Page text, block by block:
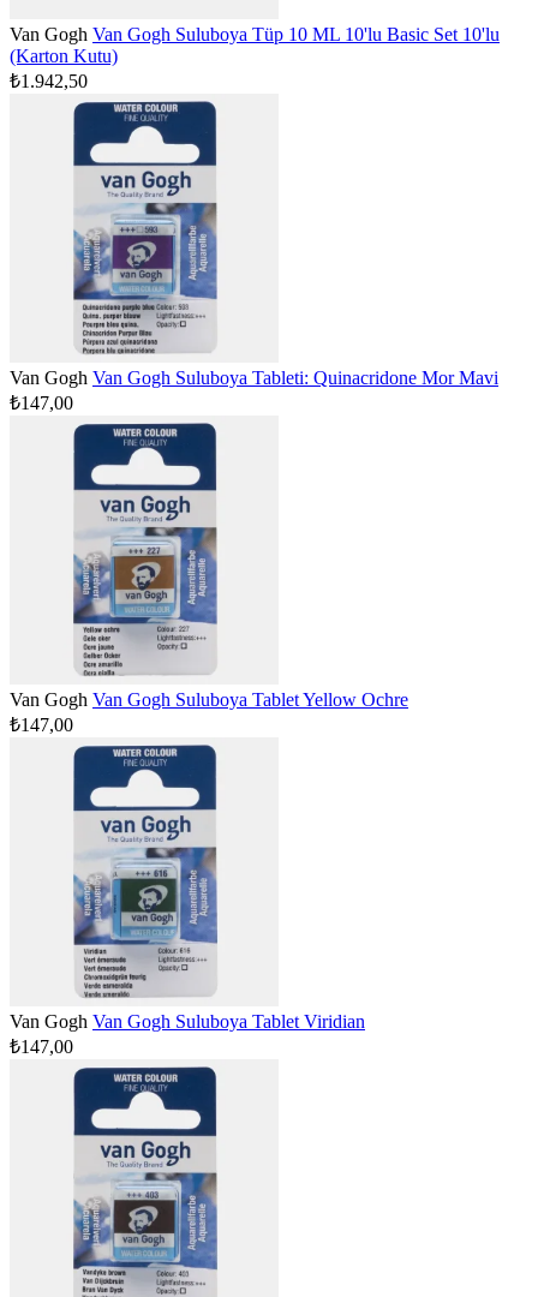
Van Gogh Van Gogh Suluboya Tüp 10 ML 10'lu Basic Set 10'lu
(Karton Kutu)
₺1.942,50
Van Gogh Van Gogh Suluboya Tableti: Quinacridone Mor Mavi
₺147,00
Van Gogh Van Gogh Suluboya Tablet Yellow Ochre
₺147,00
Van Gogh Van Gogh Suluboya Tablet Viridian
₺147,00